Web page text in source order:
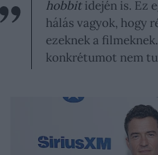
hobbitidején is. Ez
hálás vagyok, hogy
ezeknek a
konkrétumot nem